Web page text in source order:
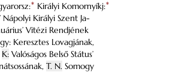
* Királyi Komornyíkj:*
Nápolyi Királyi Szent Ja-
Vitézi Rendjének
Keresztes Lovagjának,
K:Valóságos Belső Státus’
T. N. Somogy